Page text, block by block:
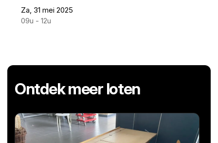
Za, 31 mei 2025
09u - 12u
Ontdek meer loten